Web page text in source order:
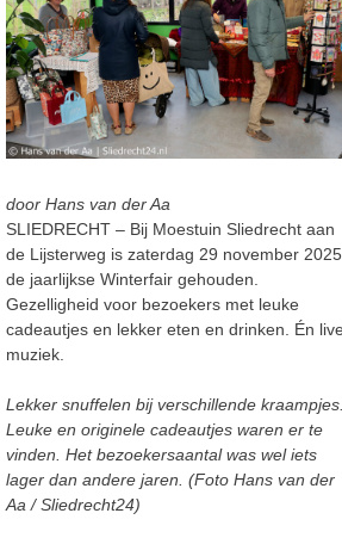
door Hans van der Aa
SLIEDRECHT – Bij Moestuin Sliedrecht aan
de Lijsterweg is zaterdag 29 november 2025
de jaarlijkse Winterfair gehouden.
Gezelligheid voor bezoekers met leuke
cadeautjes en lekker eten en drinken. Én
muziek.
Lekker snuffelen bij verschillende kraampjes.
Leuke en originele cadeautjes waren er te
vinden. Het bezoekersaantal was wel iets
lager dan andere jaren. (Foto Hans van der
Aa / Sliedrecht24)